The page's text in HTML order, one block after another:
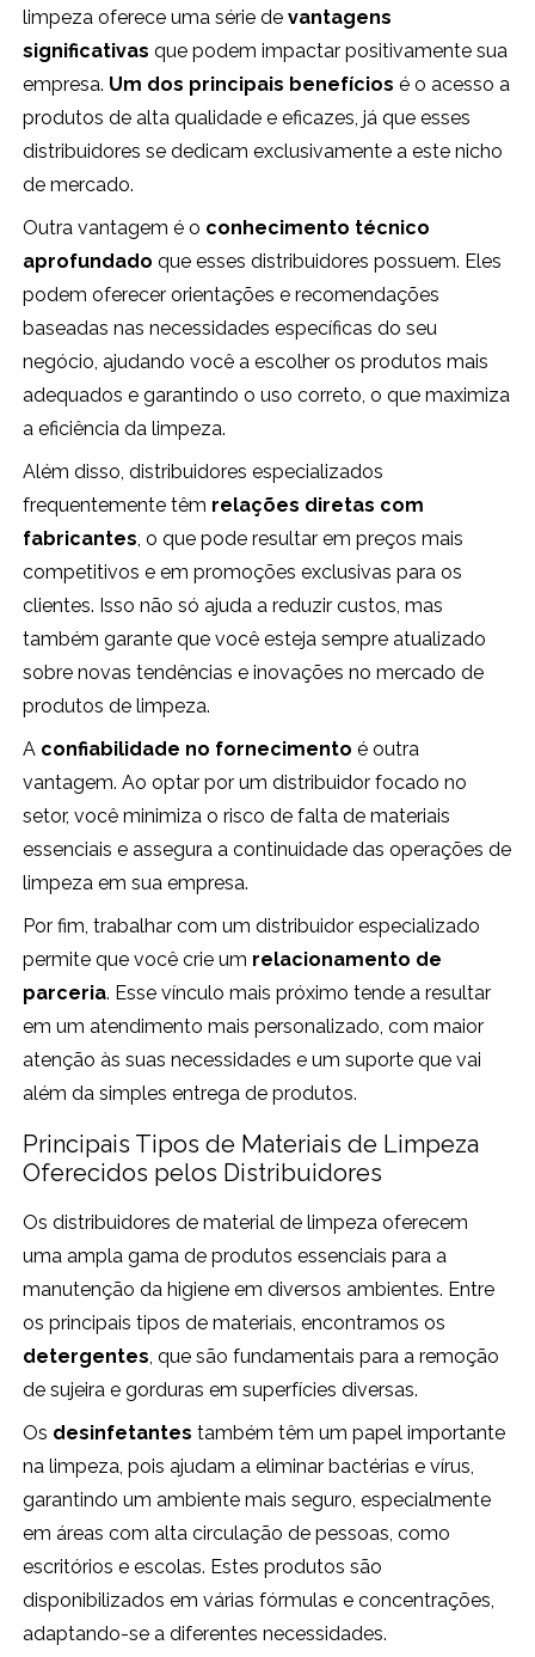
limpeza oferece uma série devantagens
significativas que podem impactar positivamente sua
empresa. Um dos principais benefícios é o acesso a
produtos de alta qualidade e eficazes, já que esses
distribuidores se dedicam exclusivamente a este nicho
de mercado.
Outra vantagem é o conhecimento técnico
aprofundado que esses distribuidores possuem. Eles
podem oferecer orientações e recomendações
baseadas nas necessidades específicas do seu
negócio, ajudando você a escolher os produtos mais
adequados e garantindo o uso correto, o que maximiza
a eficiência da limpeza.
Além disso, distribuidores especializados
frequentemente têm relações diretas com
fabricantes, o que pode resultar em preços mais
competitivos e em promoções exclusivas para os
clientes. Isso não só ajuda a reduzir custos, mas
também garante que você esteja sempre atualizado
sobre novas tendências e inovações no mercado de
produtos de limpeza.
A confiabilidade no fornecimento é outra
vantagem. Ao optar por um distribuidor focado no
setor, você minimiza o risco de falta de materiais
essenciais e assegura a continuidade das operações de
limpeza em sua empresa.
Por fim, trabalhar com um distribuidor especializado
permite que você crie um relacionamento de
parceria. Esse vínculo mais próximo tende a resultar
em um atendimento mais personalizado, com maior
atenção às suas necessidades e um suporte que vai
além da simples entrega de produtos.
Principais Tipos de Materiais de Limpeza
Oferecidos pelos Distribuidores
Os distribuidores de material de limpeza oferecem
uma ampla gama de produtos essenciais para a
manutenção da higiene em diversos ambientes. Entre
os principais tipos de materiais, encontramos os
detergentes, que são fundamentais para a remoção
de sujeira e gorduras em superfícies diversas.
Os desinfetantes também têm um papel importante
na limpeza, pois ajudam a eliminar bactérias e vírus,
garantindo um ambiente mais seguro, especialmente
em áreas com alta circulação de pessoas, como
escritórios e escolas. Estes produtos são
disponibilizados em várias fórmulas e concentrações,
adaptando-se a diferentes necessidades.